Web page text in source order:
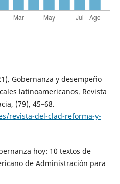
Gobernanza y desempeño
latinoamericanos. Revista
(79), 45–68.
revista-del-clad-reforma-y-
hoy: 10 textos de
de Administración para